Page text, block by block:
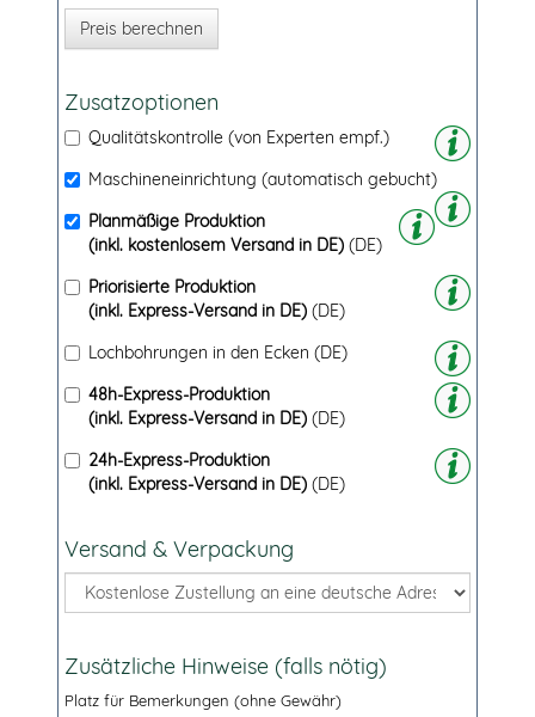
Zusatzoptionen
Qualitätskontrolle (von Experten empf.)
Maschineneinrichtung (automatisch gebucht)
Planmäßige Produktion
(inkl. kostenlosem Versand in DE)(DE)
Priorisierte Produktion
(inkl. Express-Versand in DE)(DE)
Lochbohrungen in den Ecken (DE)
48h-Express-Produktion
(inkl. Express-Versand in DE)(DE)
24h-Express-Produktion
(inkl. Express-Versand in DE)(DE)
Versand & Verpackung
Zusätzliche Hinweise (falls nötig)
Platz für Bemerkungen (ohne Gewähr)